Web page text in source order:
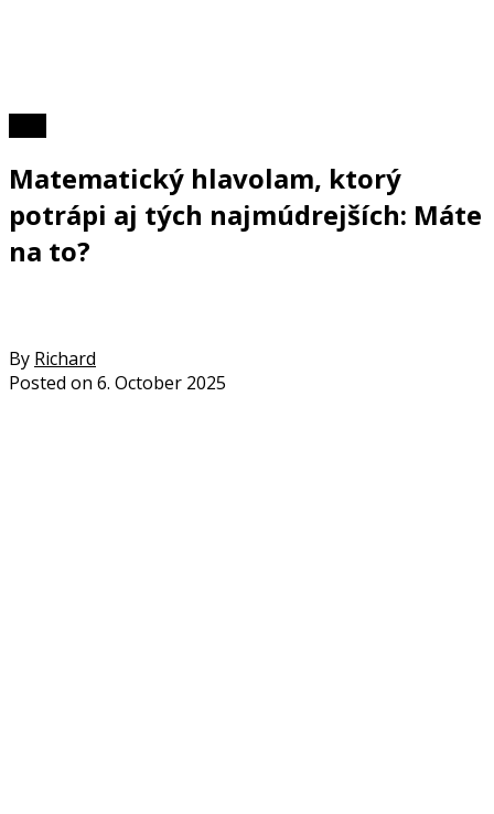
Matematický hlavolam, ktorý
potrápi aj tých najmúdrejších: Máte
na to?
By Richard
Posted on 6. October 2025